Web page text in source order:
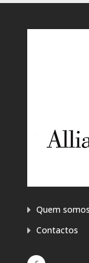
Quem somos
Contactos